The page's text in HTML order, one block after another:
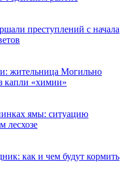
преступлений с начала
жительница Могильно
капли «химии»
ямы: ситуацию
лесхозе
как и чем будут кормить